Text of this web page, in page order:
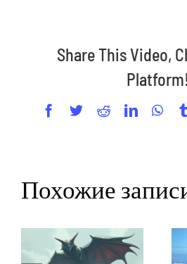
Share This Video,
Platform!
Facebook
TwitterRedditLinkedIn
Похожие